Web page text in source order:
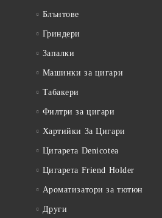
Блънтове
Гриндери
Запалки
Машинки за цигари
Табакери
Филтри за цигари
Хартийки За Цигари
Цигарета Denicotea
Цигарета Friend Holder
Ароматизатори за тютюн
Други